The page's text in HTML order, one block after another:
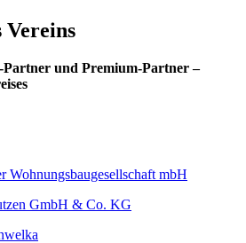
Vereins
und Premium-Partner –